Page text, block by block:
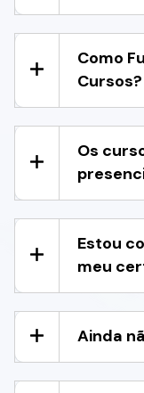
Como
Cursos?
Os
Estou
meu
Ainda